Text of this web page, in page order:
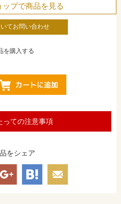
プで商品を見る
てお問い合わせ
を購入する
っての注意事項
をシェア